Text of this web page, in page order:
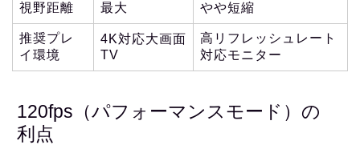
視野距離 最大 やや短縮
推奨プレ
イ環境
4K対応大画面
TV
高リフレッシュレート
対応モニター
120fps（パフォーマンスモード）の
利点